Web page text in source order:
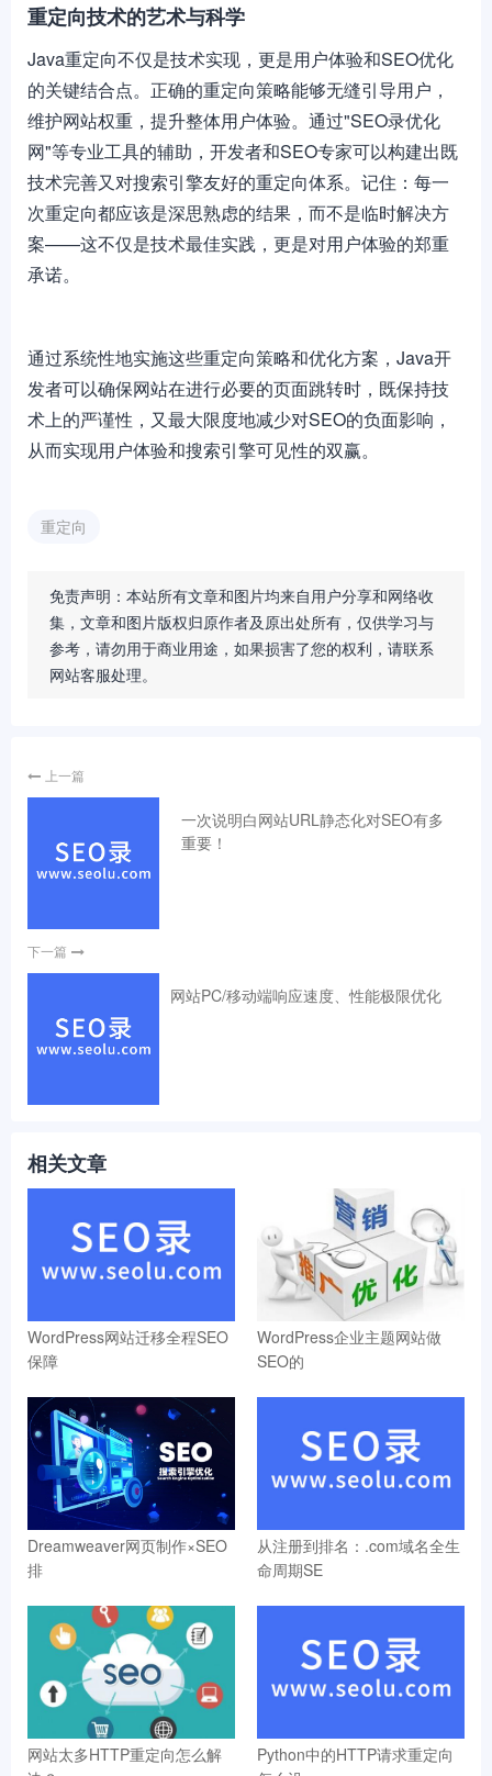
重定向技术的艺术与科学
Java重定向不仅是技术实现，更是用户体验和SEO优化
的关键结合点。正确的重定向策略能够无缝引导用户，
维护网站权重，提升整体用户体验。通过"SEO录优化
网"等专业工具的辅助，开发者和SEO专家可以构建出既
技术完善又对搜索引擎友好的重定向体系。记住：每一
次重定向都应该是深思熟虑的结果，而不是临时解决方
案——这不仅是技术最佳实践，更是对用户体验的郑重
承诺。
通过系统性地实施这些重定向策略和优化方案，Java开
发者可以确保网站在进行必要的页面跳转时，既保持技
术上的严谨性，又最大限度地减少对SEO的负面影响，
从而实现用户体验和搜索引擎可见性的双赢。
重定向
免责声明：本站所有文章和图片均来自用户分享和网络收
集，文章和图片版权归原作者及原出处所有，仅供学习与
参考，请勿用于商业用途，如果损害了您的权利，请联系
网站客服处理。
上一篇
一次说明白网站URL静态化对SEO有多
重要！
下一篇
网站PC/移动端响应速度、性能极限优化
相关文章
WordPress网站迁移全程SEO
保障
WordPress企业主题网站做
SEO的
Dreamweaver网页制作×SEO
排
从注册到排名：.com域名全生
命周期SE
网站太多HTTP重定向怎么解
Python中的HTTP请求重定向